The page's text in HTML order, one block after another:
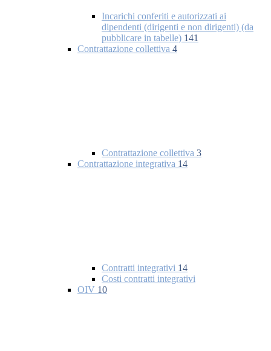
Incarichi conferiti e autorizzati ai
dipendenti (dirigenti e non dirigenti) (da
pubblicare in tabelle) 141
Contrattazione collettiva 4
Contrattazione collettiva 3
Contrattazione integrativa 14
Contratti integrativi 14
Costi contratti integrativi
OIV 10